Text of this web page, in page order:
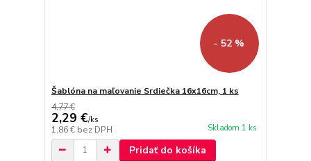
- 52 %
Šablóna na maľovanie Srdiečka 16x16cm, 1 ks
4,77 €
2,29 €/ks
1,86 € bez DPH Skladom 1 ks
Pridať do košíka